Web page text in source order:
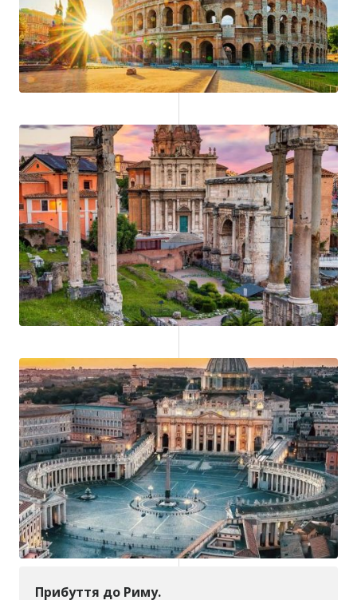
Прибуття до Риму.